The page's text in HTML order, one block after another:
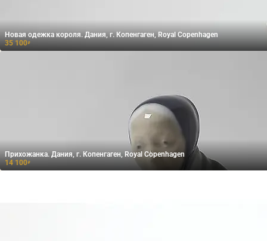
Новая одежка короля. Дания, г. Копенгаген, Royal Copenhagen
35 100₽
Прихожанка. Дания, г. Копенгаген, Royal Copenhagen
14 100₽